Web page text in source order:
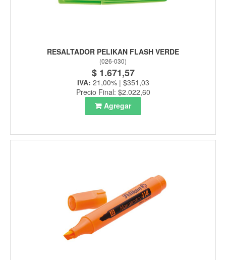
RESALTADOR PELIKAN FLASH VERDE
(026-030)
$ 1.671,57
IVA: 21,00% | $351,03
Precio Final: $2.022,60
Agregar